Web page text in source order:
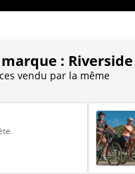
: Riverside
vendu par la même